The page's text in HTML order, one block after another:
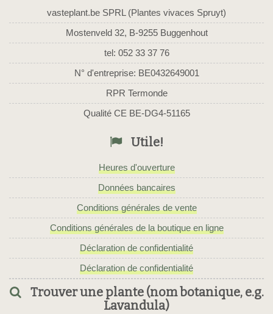
vasteplant.be SPRL (Plantes vivaces Spruyt)
Mostenveld 32, B-9255 Buggenhout
tel: 052 33 37 76
N° d'entreprise: BE0432649001
RPR Termonde
Qualité CE BE-DG4-51165
Utile!
Heures d'ouverture
Données bancaires
Conditions générales de vente
Conditions générales de la boutique en ligne
Déclaration de confidentialité
Déclaration de confidentialité
Trouver une plante (nom botanique, e.g.
Lavandula)